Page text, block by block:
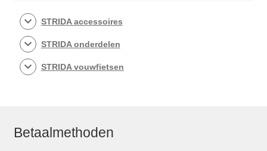
STRIDA accessoires
STRIDA onderdelen
STRIDA vouwfietsen
Betaalmethoden